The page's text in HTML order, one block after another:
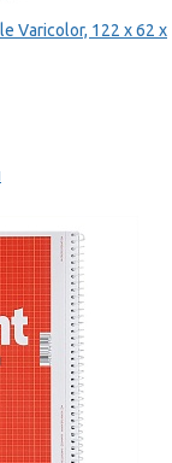
Varicolor, 122 x 62 x